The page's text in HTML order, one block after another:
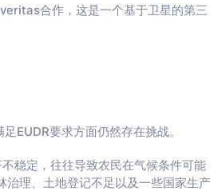
合作，这是一个基于卫星的第三
EUDR要求方面仍然存在挑战。
稳定，往往导致农民在气候条件可能
治理、土地登记不足以及一些国家生产